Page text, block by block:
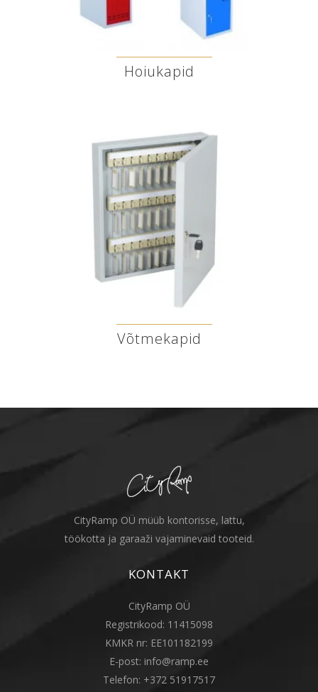
Hoiukapid
Võtmekapid
CityRamp OÜ müüb kontorisse, lattu,
töökotta ja garaaži vajaminevaid tooteid.
KONTAKT
CityRamp OÜ
Registrikood: 11415098
KMKR nr: EE101182199
E-post: info@ramp.ee
Telefon: +372 51917517